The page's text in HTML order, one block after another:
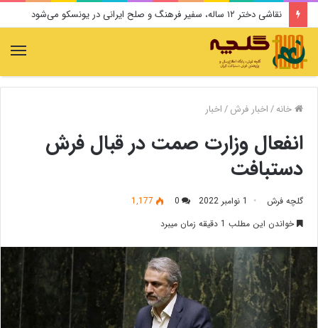
نقاشی دختر ۱۲ ساله، سفیر فرهنگ و صلح ایرانی در یونسکو می‌شود
خانه/اخبار فرش/اخبار
انفعال وزارت صمت در قبال فرش
دستبافت
گلچه فرش 1 نوامبر 2022 0
1,177
خواندن این مطلب 1 دقیقه زمان میبرد